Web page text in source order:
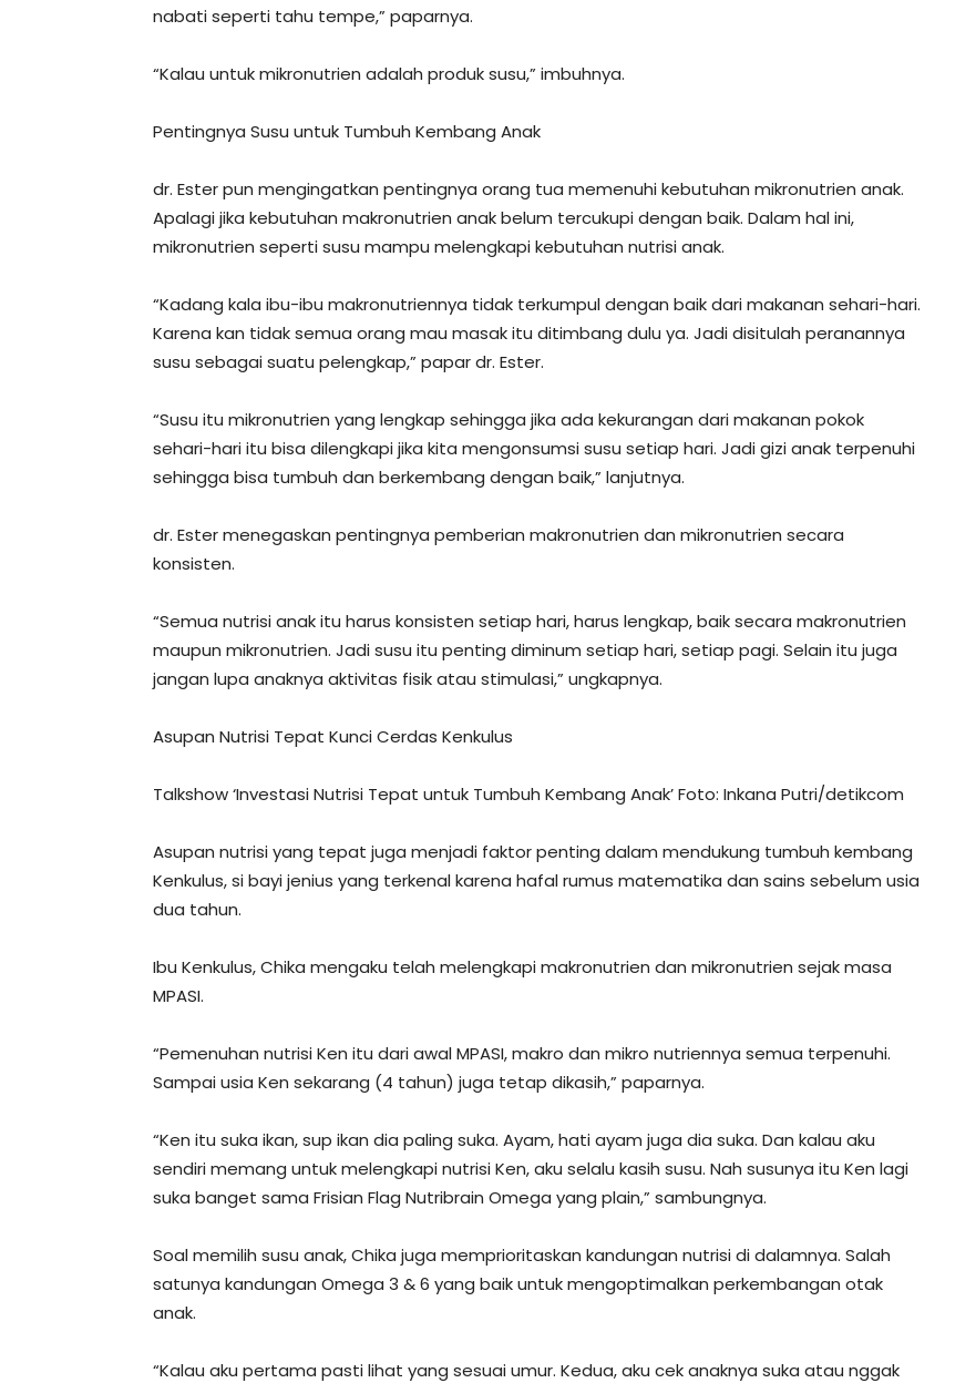
nabati seperti tahu tempe,” paparnya.
“Kalau untuk mikronutrien adalah produk susu,” imbuhnya.
Pentingnya Susu untuk Tumbuh Kembang Anak
dr. Ester pun mengingatkan pentingnya orang tua memenuhi kebutuhan mikronutrien anak.
Apalagi jika kebutuhan makronutrien anak belum tercukupi dengan baik. Dalam hal ini,
mikronutrien seperti susu mampu melengkapi kebutuhan nutrisi anak.
“Kadang kala ibu-ibu makronutriennya tidak terkumpul dengan baik dari makanan sehari-hari.
Karena kan tidak semua orang mau masak itu ditimbang dulu ya. Jadi disitulah peranannya
susu sebagai suatu pelengkap,” papar dr. Ester.
“Susu itu mikronutrien yang lengkap sehingga jika ada kekurangan dari makanan pokok
sehari-hari itu bisa dilengkapi jika kita mengonsumsi susu setiap hari. Jadi gizi anak terpenuhi
sehingga bisa tumbuh dan berkembang dengan baik,” lanjutnya.
dr. Ester menegaskan pentingnya pemberian makronutrien dan mikronutrien secara
konsisten.
“Semua nutrisi anak itu harus konsisten setiap hari, harus lengkap, baik secara makronutrien
maupun mikronutrien. Jadi susu itu penting diminum setiap hari, setiap pagi. Selain itu juga
jangan lupa anaknya aktivitas fisik atau stimulasi,” ungkapnya.
Asupan Nutrisi Tepat Kunci Cerdas Kenkulus
Talkshow ‘Investasi Nutrisi Tepat untuk Tumbuh Kembang Anak’ Foto: Inkana Putri/detikcom
Asupan nutrisi yang tepat juga menjadi faktor penting dalam mendukung tumbuh kembang
Kenkulus, si bayi jenius yang terkenal karena hafal rumus matematika dan sains sebelum usia
dua tahun.
Ibu Kenkulus, Chika mengaku telah melengkapi makronutrien dan mikronutrien sejak masa
MPASI.
“Pemenuhan nutrisi Ken itu dari awal MPASI, makro dan mikro nutriennya semua terpenuhi.
Sampai usia Ken sekarang (4 tahun) juga tetap dikasih,” paparnya.
“Ken itu suka ikan, sup ikan dia paling suka. Ayam, hati ayam juga dia suka. Dan kalau aku
sendiri memang untuk melengkapi nutrisi Ken, aku selalu kasih susu. Nah susunya itu Ken lagi
suka banget sama Frisian Flag Nutribrain Omega yang plain,” sambungnya.
Soal memilih susu anak, Chika juga memprioritaskan kandungan nutrisi di dalamnya. Salah
satunya kandungan Omega 3 & 6 yang baik untuk mengoptimalkan perkembangan otak
anak.
“Kalau aku pertama pasti lihat yang sesuai umur. Kedua, aku cek anaknya suka atau nggak